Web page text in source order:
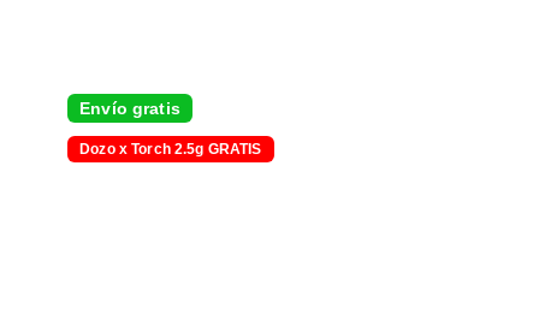
Envío gratis
Dozo x Torch 2.5g GRATIS